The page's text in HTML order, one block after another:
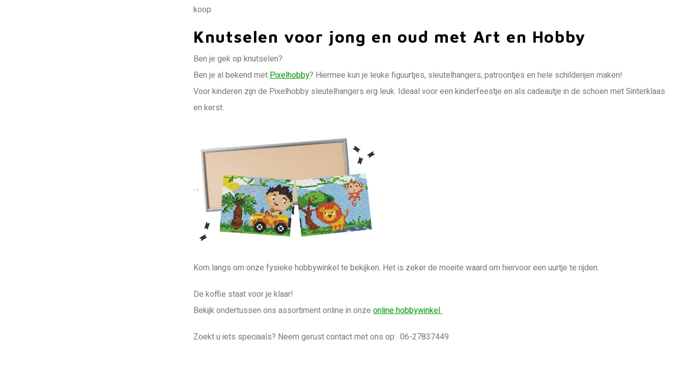
koop
Knutselen voor jong en oud met Art en Hobby
Ben je gek op knutselen?
Ben je al bekend metPixelhobby? Hiermee kun je leuke figuurtjes, sleutelhangers, patroontjes en hele schilderijen maken!
Voor kinderen zijn de Pixelhobby sleutelhangers erg leuk. Ideaal voor een kinderfeestje en als cadeautje in de schoen met Sinterklaas
en kerst.
Kom langs om onze fysieke hobbywinkel te bekijken. Het is zeker de moeite waard om hiervoor een uurtje te rijden.
De koffie staat voor je klaar!
Bekijk ondertussen ons assortiment online in onze online hobbywinkel
Zoekt u iets speciaals? Neem gerust contact met ons op: 06-27837449